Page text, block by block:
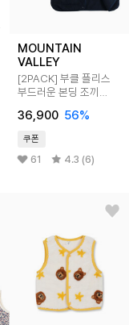
MOUNTAIN
VALLEY
[2PACK] 부클 플리스
부드러운 본딩 조끼
36,900 56%
쿠폰
61 4.3 (6)